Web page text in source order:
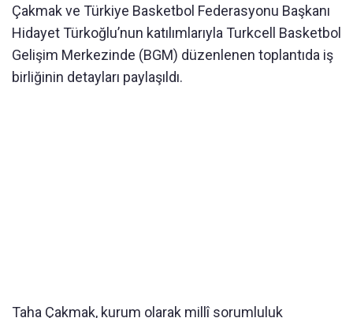
Çakmak ve Türkiye Basketbol Federasyonu Başkanı
Hidayet Türkoğlu’nun katılımlarıyla Turkcell Basketbol
Gelişim Merkezinde (BGM) düzenlenen toplantıda iş
birliğinin detayları paylaşıldı.
Taha Çakmak, kurum olarak millî sorumluluk